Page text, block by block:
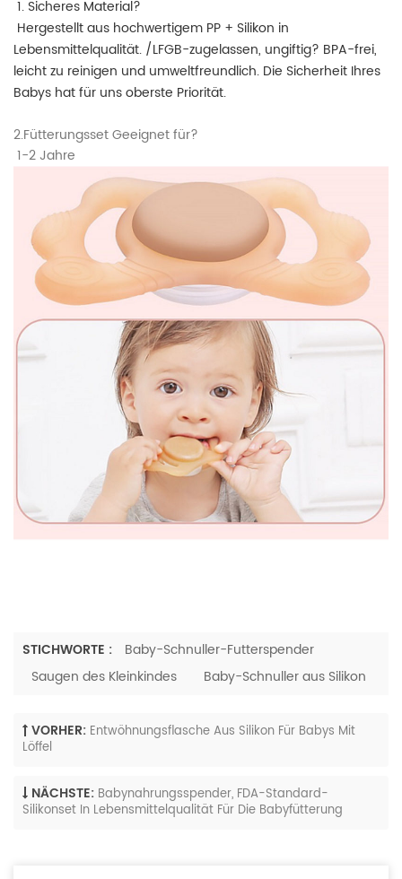
1. Sicheres Material?
Hergestellt aus hochwertigem PP + Silikon in
Lebensmittelqualität. /LFGB-zugelassen, ungiftig? BPA-frei,
leicht zu reinigen und umweltfreundlich. Die Sicherheit Ihres
Babys hat für uns oberste Priorität.
2.Fütterungsset Geeignet für?
1-2 Jahre
STICHWORTE :
Baby-Schnuller-Futterspender
Saugen des Kleinkindes
Baby-Schnuller aus Silikon
VORHER: Entwöhnungsflasche Aus Silikon Für Babys Mit
Löffel
NÄCHSTE: Babynahrungsspender, FDA-Standard-
Silikonset In Lebensmittelqualität Für Die Babyfütterung